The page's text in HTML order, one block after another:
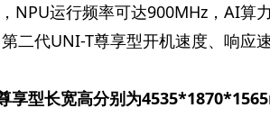
NPU运行频率可达900MHz，AI算力
二代UNI-T尊享型开机速度、响应
享型长宽高分别为